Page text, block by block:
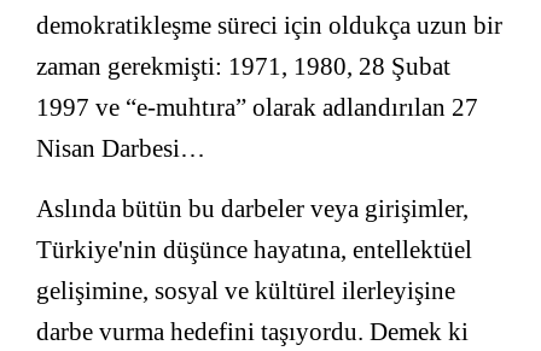
demokratikleşme süreci için oldukça uzun bir
zaman gerekmişti: 1971, 1980, 28 Şubat
1997 ve “e-muhtıra” olarak adlandırılan 27
Nisan Darbesi…
Aslında bütün bu darbeler veya girişimler,
Türkiye'nin düşünce hayatına, entellektüel
gelişimine, sosyal ve kültürel ilerleyişine
darbe vurma hedefini taşıyordu. Demek ki